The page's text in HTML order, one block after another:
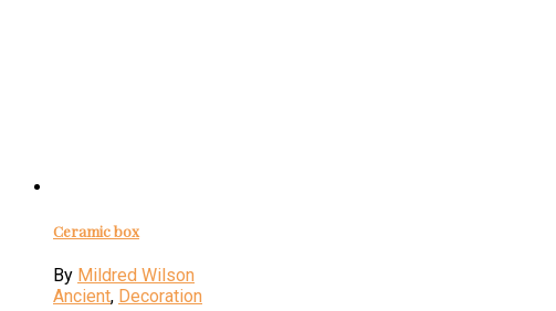
Ceramic box
By Mildred Wilson
Ancient, Decoration